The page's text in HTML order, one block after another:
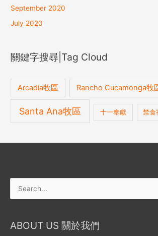
September 2020
July 2020
關鍵字搜尋|Tag Cloud
Arcadia牧區 Rancho Cucamonga牧
Santa Ana牧區 十一奉獻 禁食
Search
ABOUT US 關於我們